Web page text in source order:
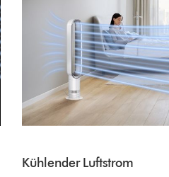
Kühlender Luftstrom